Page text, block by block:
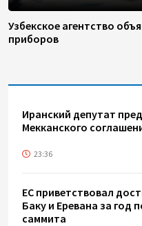
Узбекское агентство
приборов
Иранский депутат
Мекканского
23:36
ЕС приветствовал
Баку и Еревана за год
саммита